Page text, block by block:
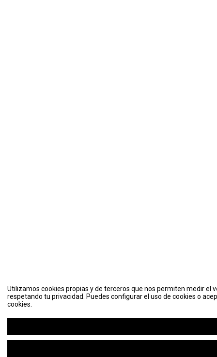
Utilizamos cookies propias y de terceros que nos permiten medir el
respetando tu privacidad. Puedes configurar el uso de cookies o
cookies.